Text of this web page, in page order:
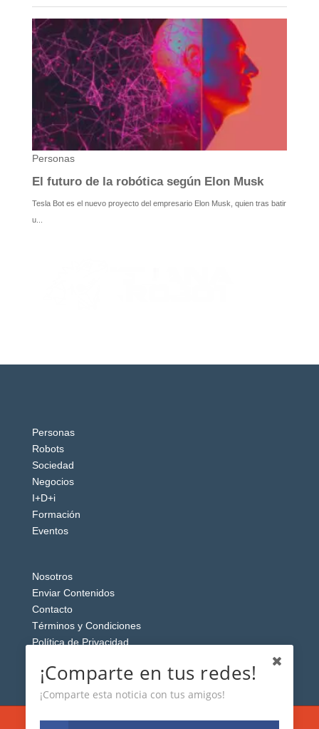
Personas
Robots
Sociedad
Negocios
I+D+i
Formación
Eventos
Nosotros
Enviar Contenidos
Contacto
Términos y Condiciones
Política de Privacidad
¡Comparte en tus redes!
¡Comparte esta noticia con tus amigos!